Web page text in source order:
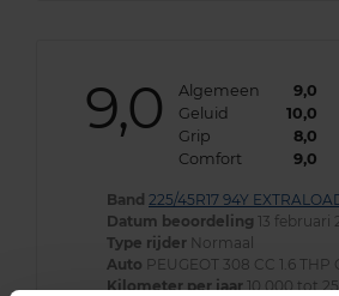
9,0 Algemeen
9,0
Geluid
10,0
Grip
8,0
Comfort
9,0
Band 225/45R17 94Y
Datum beoordeling 13 februari
Type rijder Normaal
Auto PEUGEOT 308 CC 1.6 THP
Kilometer per jaar 10.000 tot